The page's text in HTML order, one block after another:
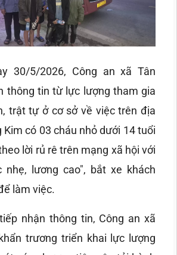
30/5/2026, Công an xã Tân
thông tin từ lực lượng tham gia
trật tự ở cơ sở về việc trên địa
Kim có 03 cháu nhỏ dưới 14 tuổi
lời rủ rê trên mạng xã hội với
nhẹ, lương cao", bắt xe khách
làm việc.
nhận thông tin, Công an xã
trương triển khai lực lượng